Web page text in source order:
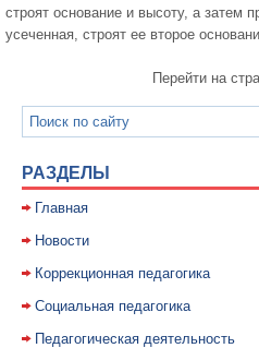
строят основание и высоту, а затем
усеченная, строят ее второе
Перейти на
РАЗДЕЛЫ
Главная
Новости
Коррекционная педагогика
Социальная педагогика
Педагогическая деятельность